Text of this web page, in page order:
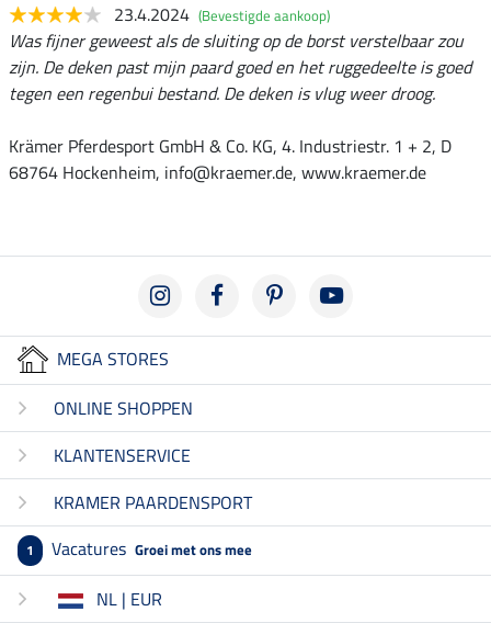
23.4.2024 (Bevestigde aankoop)
Was fijner geweest als de sluiting op de borst verstelbaar zou
zijn. De deken past mijn paard goed en het ruggedeelte is goed
tegen een regenbui bestand. De deken is vlug weer droog.
Krämer Pferdesport GmbH & Co. KG, 4. Industriestr. 1 + 2, D
68764 Hockenheim, info@kraemer.de, www.kraemer.de
MEGA STORES
ONLINE SHOPPEN
KLANTENSERVICE
KRAMER PAARDENSPORT
1 Vacatures Groei met ons mee
NL | EUR